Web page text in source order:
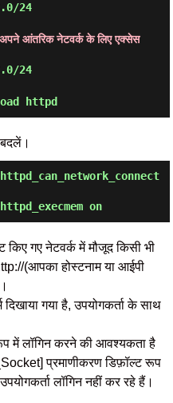
24
आंतरिक नेटवर्क के लिए एक्सेस
24
httpd
on
गए नेटवर्क में मौजूद किसी भी
(आपका होस्टनाम या आईपी
गया है, उपयोगकर्ता के साथ
में लॉगिन करने की आवश्यकता है
प्रमाणीकरण डिफ़ॉल्ट रूप
लॉगिन नहीं कर रहे हैं।